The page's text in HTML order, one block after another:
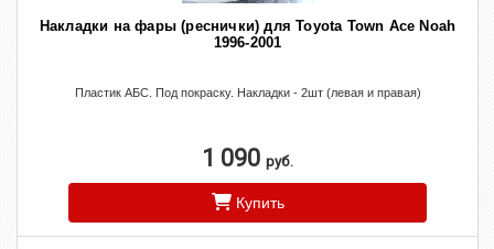
Накладки на фары (реснички) для Toyota Town Ace Noah
1996-2001
Пластик АБС. Под покраску. Накладки - 2шт (левая и правая)
1 090 руб.
Купить